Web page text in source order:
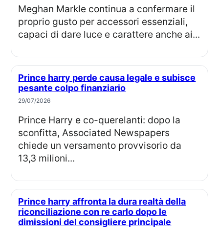
Meghan Markle continua a confermare il
proprio gusto per accessori essenziali,
capaci di dare luce e carattere anche ai...
Prince harry perde causa legale e subisce
pesante colpo finanziario
29/07/2026
Prince Harry e co-querelanti: dopo la
sconfitta, Associated Newspapers
chiede un versamento provvisorio da
13,3 milioni...
Prince harry affronta la dura realtà della
riconciliazione con re carlo dopo le
dimissioni del consigliere principale